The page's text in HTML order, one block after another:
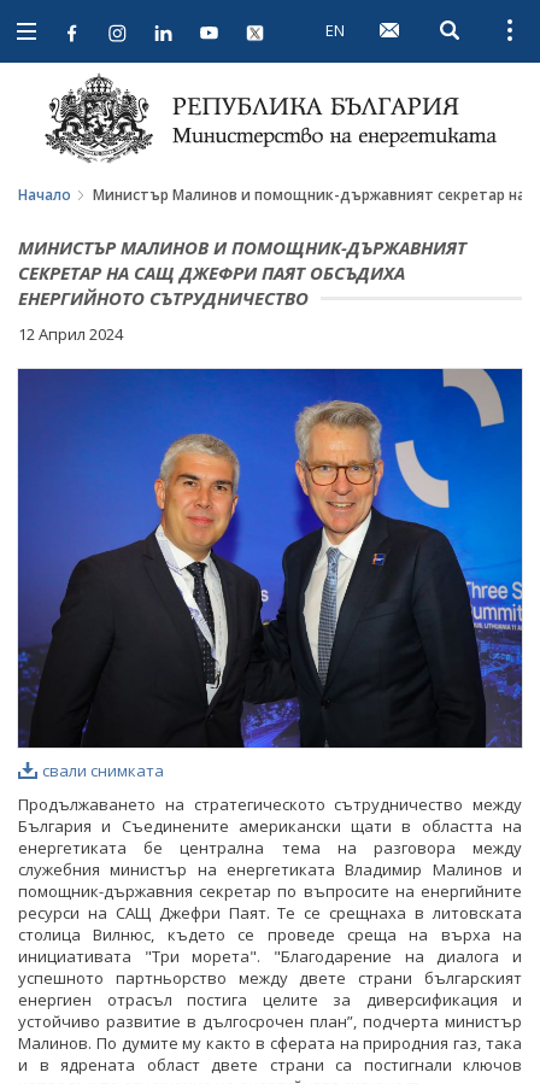
Open
navigation
EN Open
Начало Министър Малинов и помощник-държавният секретар на
МИНИСТЪР МАЛИНОВ И ПОМОЩНИК-ДЪРЖАВНИЯТ
СЕКРЕТАР НА САЩ ДЖЕФРИ ПАЯТ ОБСЪДИХА
ЕНЕРГИЙНОТО СЪТРУДНИЧЕСТВО
12 Април 2024
свали снимката
Продължаването на стратегическото сътрудничество между
България и Съединените американски щати в областта на
енергетиката бе централна тема на разговора между
служебния министър на енергетиката Владимир Малинов и
помощник-държавния секретар по въпросите на енергийните
ресурси на САЩ Джефри Паят. Те се срещнаха в литовската
столица Вилнюс, където се проведе среща на върха на
инициативата "Три морета". "Благодарение на диалога и
успешното партньорство между двете страни българският
енергиен отрасъл постига целите за диверсификация и
устойчиво развитие в дългосрочен план”, подчерта министър
Малинов. По думите му както в сферата на природния газ, така
и в ядрената област двете страни са постигнали ключов